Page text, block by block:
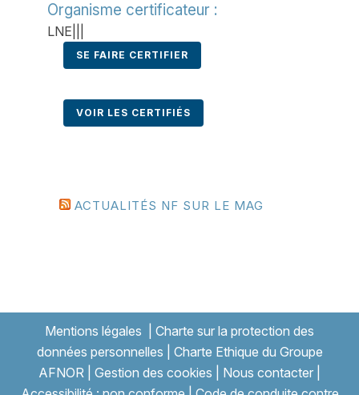
Organisme certificateur :
LNE|||
SE FAIRE CERTIFIER
VOIR LES CERTIFIÉS
ACTUALITÉS NF SUR LE MAG
Mentions légales
Charte sur la protection des
données personnelles
Charte Ethique du Groupe
AFNOR
Gestion des cookies Nous contacter